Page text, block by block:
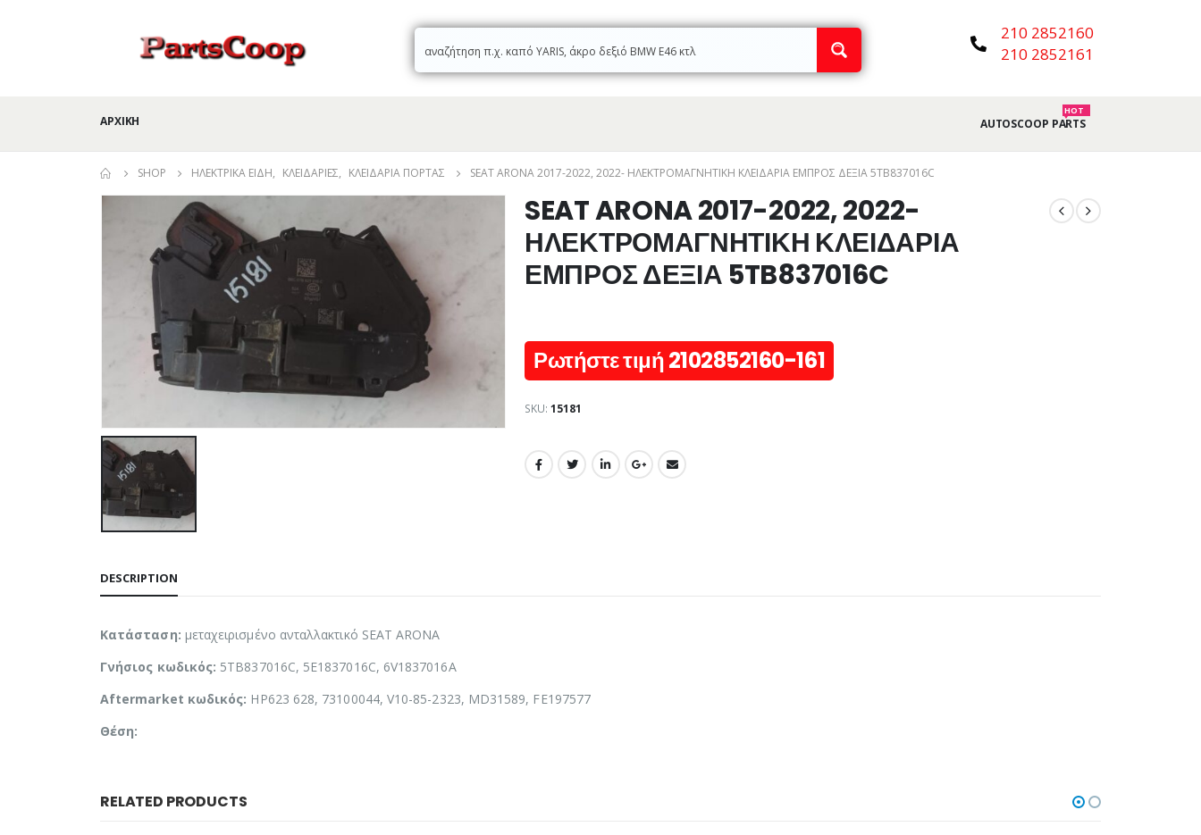
210 2852160
210 2852161
ΑΡΧΙΚΉ AUTOSCOOP PARTS
HOT
SHOP ΗΛΕΚΤΡΙΚΆ ΕΊΔΗ, ΚΛΕΙΔΑΡΙΈΣ, ΚΛΕΙΔΑΡΙΆ ΠΌΡΤΑΣ SEAT ARONA 2017-2022, 2022- ΗΛΕΚΤΡΟΜΑΓΝΗΤΙΚΗ ΚΛΕΙΔΑΡΙΑ ΕΜΠΡΟΣ ΔΕΞΙΑ 5TB837016C
SEAT ARONA 2017-2022, 2022-
ΗΛΕΚΤΡΟΜΑΓΝΗΤΙΚΗ ΚΛΕΙΔΑΡΙΑ
ΕΜΠΡΟΣ ΔΕΞΙΑ 5TB837016C
Ρωτήστε τιμή 2102852160-161
SKU: 15181
DESCRIPTION
Κατάσταση: μεταχειρισμένο ανταλλακτικό SEAT ARONA
Γνήσιος κωδικός: 5TB837016C, 5E1837016C, 6V1837016A
Aftermarket κωδικός: HP623 628, 73100044, V10-85-2323, MD31589, FE197577
Θέση:
RELATED PRODUCTS